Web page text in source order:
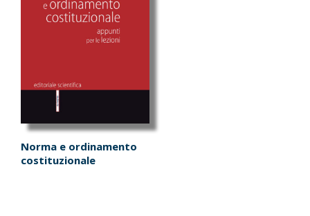
Norma e ordinamento
costituzionale